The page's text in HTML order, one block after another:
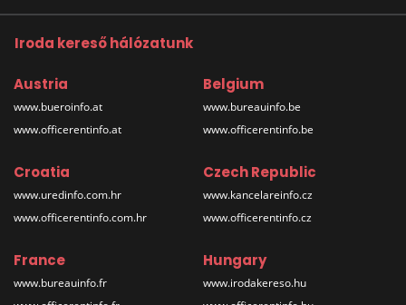
Iroda kereső hálózatunk
Austria
www.bueroinfo.at
www.officerentinfo.at
Belgium
www.bureauinfo.be
www.officerentinfo.be
Croatia
www.uredinfo.com.hr
www.officerentinfo.com.hr
Czech Republic
www.kancelareinfo.cz
www.officerentinfo.cz
France
www.bureauinfo.fr
Hungary
www.irodakereso.hu